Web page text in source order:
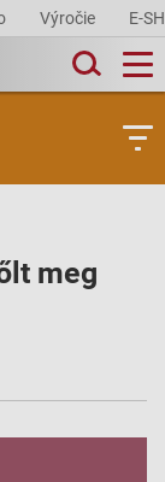
Výročie E-
meg